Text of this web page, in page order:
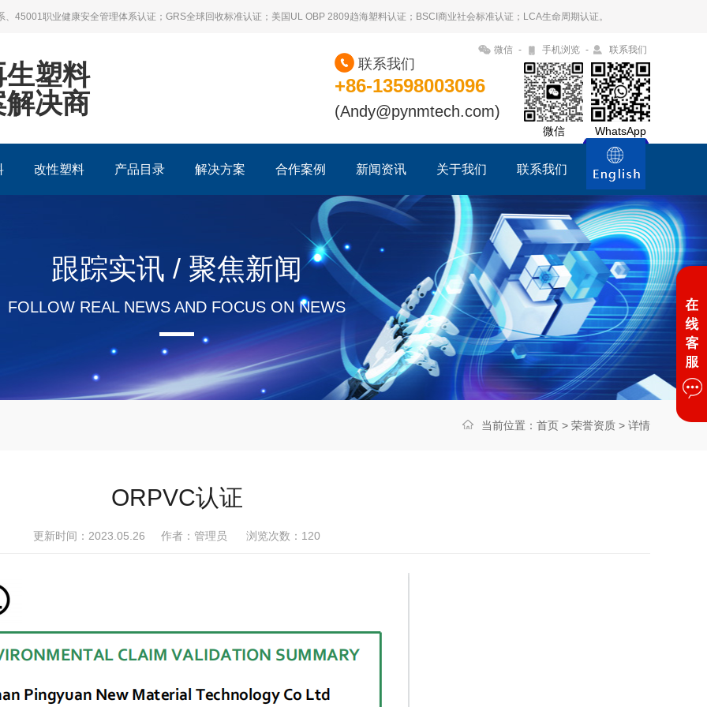
45001职业健康安全管理体系认证；GRS全球回收标准认证；美国UL OBP 2809趋海塑料认证；BSCI商业社会标准认证；LCA生命周期认证。
微信 - 手机浏览 - 联系我们
塑料
决商
+86-13598003096
(Andy@pynmtech.com)
联系我们
微信 WhatsApp
改性塑料 产品目录 解决方案 合作案例 新闻资讯 关于我们 联系我们
跟踪实讯 / 聚焦新闻
FOLLOW REAL NEWS AND FOCUS ON NEWS
当前位置： 首页 > 荣誉资质 > 详情
ORPVC认证
更新时间：2023.05.26 作者：管理员 浏览次数： 120